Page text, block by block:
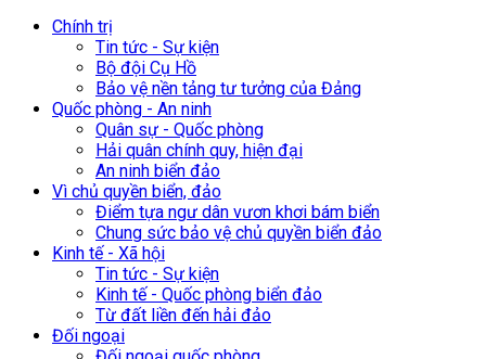
Chính trị
Tin tức - Sự kiện
Bộ đội Cụ Hồ
Bảo vệ nền tảng tư tưởng của Đảng
Quốc phòng - An ninh
Quân sự - Quốc phòng
Hải quân chính quy, hiện đại
An ninh biển đảo
Vì chủ quyền biển, đảo
Điểm tựa ngư dân vươn khơi bám biển
Chung sức bảo vệ chủ quyền biển đảo
Kinh tế - Xã hội
Tin tức - Sự kiện
Kinh tế - Quốc phòng biển đảo
Từ đất liền đến hải đảo
Đối ngoại